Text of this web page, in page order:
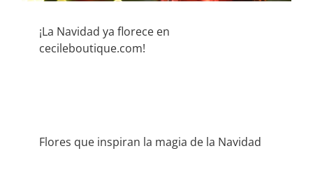
¡La Navidad ya florece en
cecileboutique.com!
Flores que inspiran la magia de la Navidad